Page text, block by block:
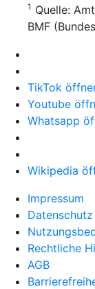
1 Quelle:
BMF
TikTok
Youtube
Whatsapp
Wikipedia
Impressum
Datenschutz
Rechtliche
AGB